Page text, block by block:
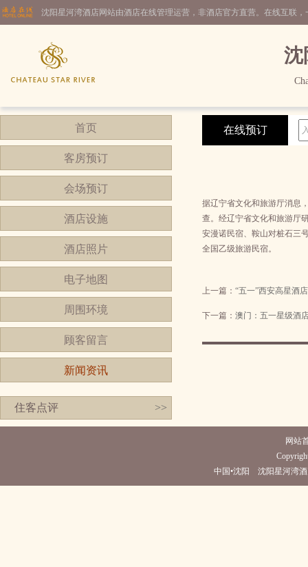
沈阳星河湾酒店网站由酒店在线管理运营，非酒店官方直营。在线互联
沈
首页
客房预订
会场预订
酒店设施
酒店照片
电子地图
周围环境
顾客留言
新闻资讯
住客点评 >>
在线预订
据辽宁省文化和旅游厅消息
查。经辽宁省文化和旅游厅
安漫诺民宿、鞍山对桩石三
全国乙级旅游民宿。
上一篇： “五一”西安高星酒
下一篇： 澳门：五一星级酒
网站
中国•沈阳 沈阳星河湾酒